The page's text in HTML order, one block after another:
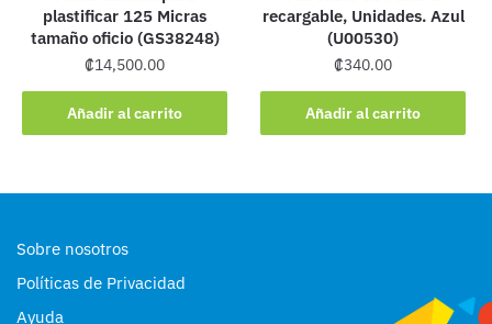
plastificar 125 Micras
tamaño oficio (GS38248)
₡14,500.00
Añadir al carrito
recargable, Unidades. Azul
(U00530)
₡340.00
Añadir al carrito
Sobre nosotros
Políticas de Privacidad
Ayuda